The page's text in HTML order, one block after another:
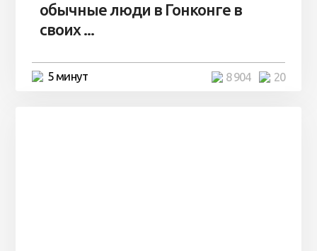
обычные люди в Гонконге в
своих ...
5 минут 20
8 904